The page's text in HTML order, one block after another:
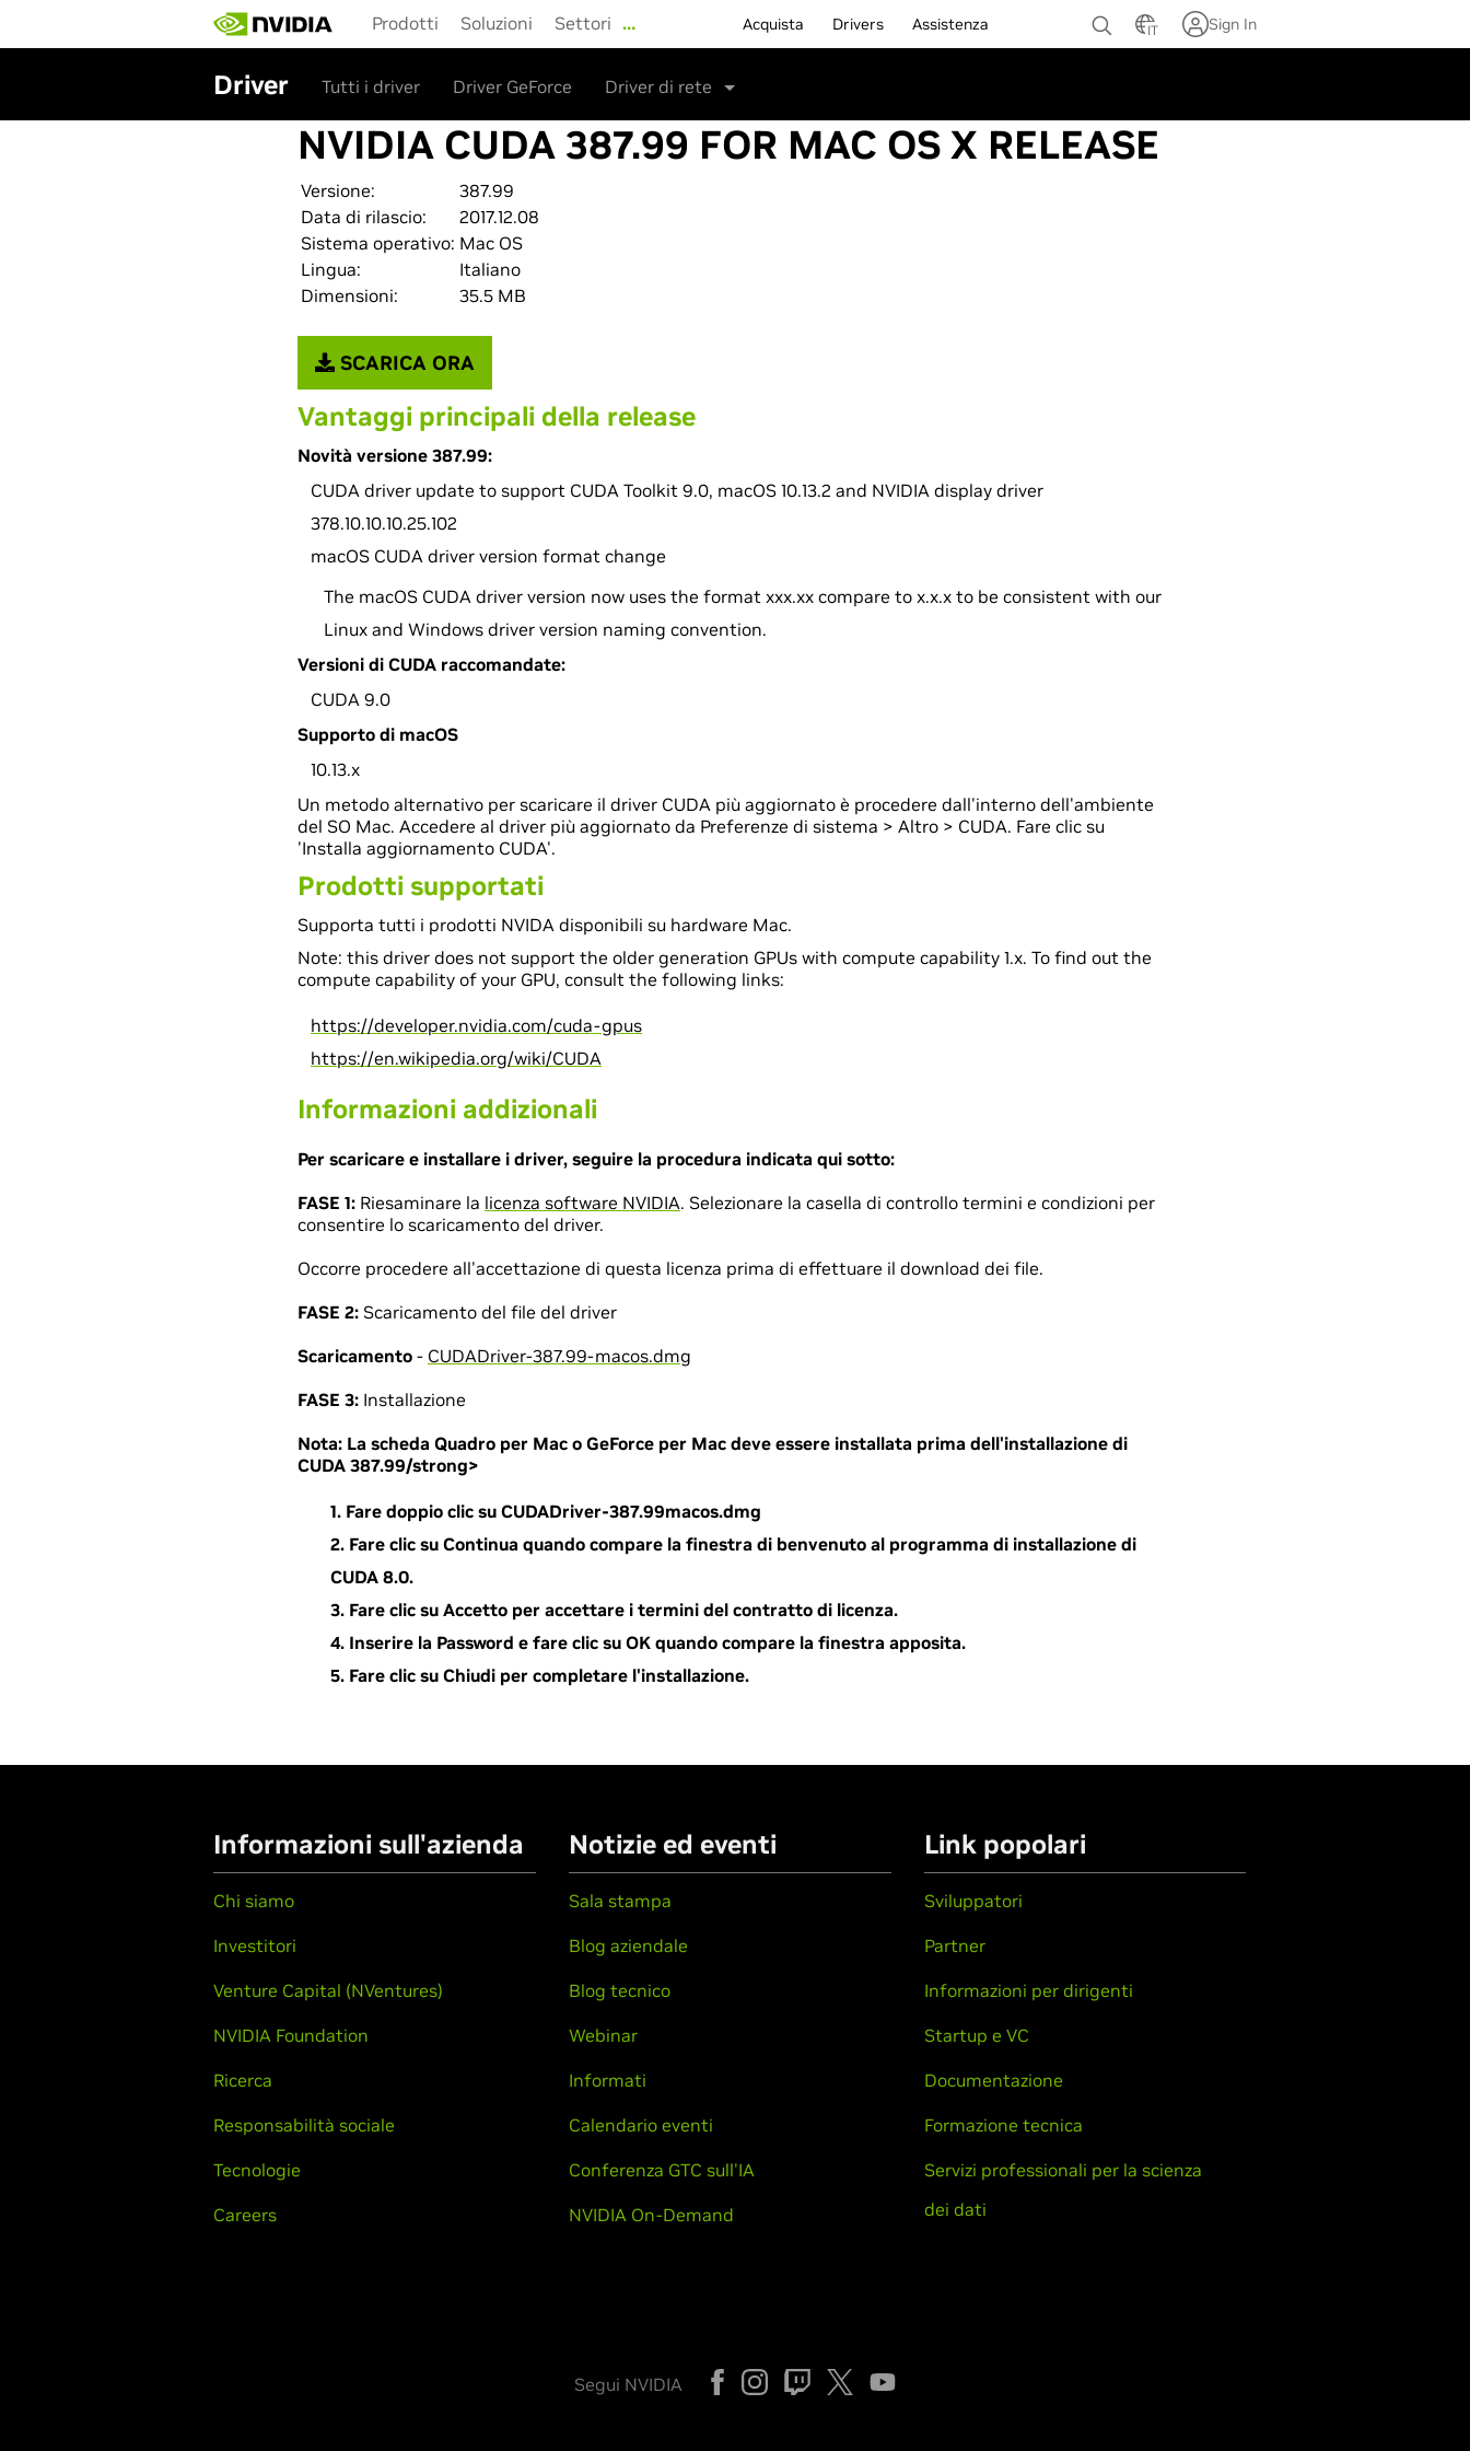
main
Prodotti Soluzioni Settori … Acquista Drivers Assistenza IT Sign In
Driver Tutti i driver Driver GeForce Driver di rete
NVIDIA CUDA 387.99 FOR MAC OS X RELEASE
Versione:
387.99
Data di rilascio:
2017.12.08
Sistema operativo: Mac OS
Lingua:
Italiano
Dimensioni:
35.5 MB
SCARICA ORA
Vantaggi principali della release
Novità versione 387.99:
CUDA driver update to support CUDA Toolkit 9.0, macOS 10.13.2 and NVIDIA display driver
378.10.10.10.25.102
macOS CUDA driver version format change
The macOS CUDA driver version now uses the format xxx.xx compare to x.x.x to be consistent with our
Linux and Windows driver version naming convention.
Versioni di CUDA raccomandate:
CUDA 9.0
Supporto di macOS
10.13.x
Un metodo alternativo per scaricare il driver CUDA più aggiornato è procedere dall'interno dell'ambiente
del SO Mac. Accedere al driver più aggiornato da Preferenze di sistema > Altro > CUDA. Fare clic su
'Installa aggiornamento CUDA'.
Prodotti supportati
Supporta tutti i prodotti NVIDA disponibili su hardware Mac.
Note: this driver does not support the older generation GPUs with compute capability 1.x. To find out the
compute capability of your GPU, consult the following links:
https://developer.nvidia.com/cuda-gpus
https://en.wikipedia.org/wiki/CUDA
Informazioni addizionali
Per scaricare e installare i driver, seguire la procedura indicata qui sotto:
FASE 1: Riesaminare la licenza software NVIDIA. Selezionare la casella di controllo termini e condizioni per
consentire lo scaricamento del driver.
Occorre procedere all'accettazione di questa licenza prima di effettuare il download dei file.
FASE 2: Scaricamento del file del driver
Scaricamento - CUDADriver-387.99-macos.dmg
FASE 3: Installazione
Nota: La scheda Quadro per Mac o GeForce per Mac deve essere installata prima dell'installazione di
CUDA 387.99/strong>
Fare doppio clic su CUDADriver-387.99macos.dmg
Fare clic su Continua quando compare la finestra di benvenuto al programma di installazione di
CUDA 8.0.
Fare clic su Accetto per accettare i termini del contratto di licenza.
Inserire la Password e fare clic su OK quando compare la finestra apposita.
Fare clic su Chiudi per completare l'installazione.
Informazioni sull'azienda
Chi siamo
Investitori
Venture Capital (NVentures)
NVIDIA Foundation
Ricerca
Responsabilità sociale
Tecnologie
Careers
Notizie ed eventi
Sala stampa
Blog aziendale
Blog tecnico
Webinar
Informati
Calendario eventi
Conferenza GTC sull'IA
NVIDIA On-Demand
Link popolari
Sviluppatori
Partner
Informazioni per dirigenti
Startup e VC
Documentazione
Formazione tecnica
Servizi professionali per la scienza
dei dati
Segui NVIDIA